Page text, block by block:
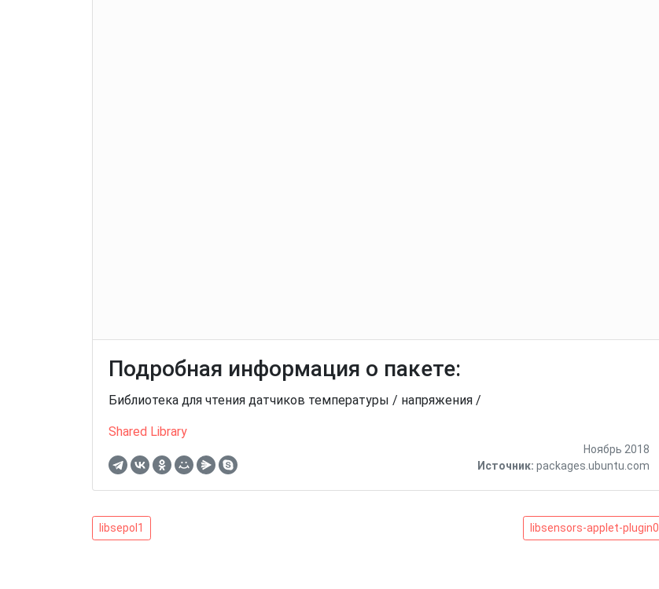
Подробная информация о пакете:
Библиотека для чтения датчиков температуры / напряжения /
Shared Library
Ноябрь 2018
Источник: packages.ubuntu.com
Навигация
libsepol1
libsepol1
libsensors-
applet-
libsensors-applet-plugin0